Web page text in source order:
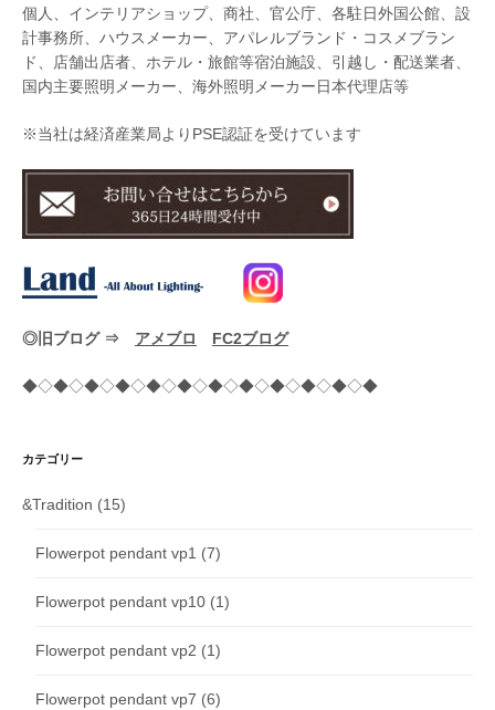
個人、インテリアショップ、商社、官公庁、各駐日外国公館、設
計事務所、ハウスメーカー、アパレルブランド・コスメブラン
ド、店舗出店者、ホテル・旅館等宿泊施設、引越し・配送業者、
国内主要照明メーカー、海外照明メーカー日本代理店等
※当社は経済産業局よりPSE認証を受けています
◎旧ブログ ⇒ アメブロ FC2ブログ
◆◇◆◇◆◇◆◇◆◇◆◇◆◇◆◇◆◇◆◇◆◇◆
カテゴリー
&Tradition (15)
Flowerpot pendant vp1 (7)
Flowerpot pendant vp10 (1)
Flowerpot pendant vp2 (1)
Flowerpot pendant vp7 (6)